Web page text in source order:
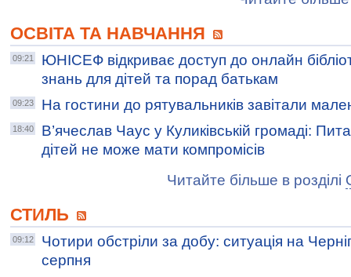
ОСВІТА ТА НАВЧАННЯ
09:21
ЮНІСЕФ відкриває доступ до онлайн
знань для дітей та порад батькам
09:23 На гостини до рятувальників завітали
18:40
В’ячеслав Чаус у Куликівській громаді:
дітей не може мати компромісів
Читайте більше в розділі
СТИЛЬ
09:12
Чотири обстріли за добу: ситуація на
серпня